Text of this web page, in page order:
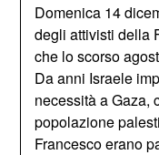
Domenica 14
degli attivisti della
che lo scorso
Da anni Israele
necessità a Gaza,
popolazione
Francesco erano